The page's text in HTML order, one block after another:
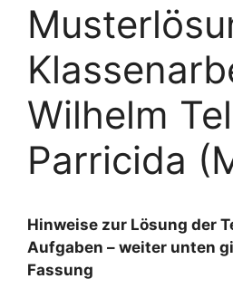
Wilhelm
Parricida
Hinweise zur Lösung der
Aufgaben – weiter unten
Fassung